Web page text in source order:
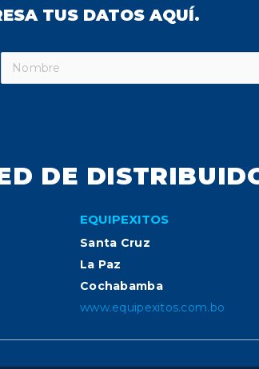
TUS DATOS AQUÍ.
DE
EQUIPEXITOS
Santa Cruz
La Paz
Cochabamba
www.equipexitos.com.bo